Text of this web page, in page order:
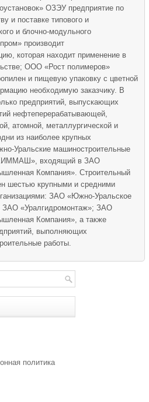
ОЗЭУ предприятие по
и поставке типового и
и блочно-модульного
производит
которая находит применение в
ООО «Рост полимеров»
и пищевую упаковку с цветной
необходимую заказчику. В
предприятий, выпускающих
нефтеперерабатывающей,
атомной, металлургической и
из наиболее крупных
Уральские машиностроительные
входящий в ЗАО
Компания». Строительный
шестью крупными и средними
ЗАО «Южно-Уральское
ЗАО «Уралгидромонтаж»; ЗАО
Компания», а также
выполняющих
работы.
политика